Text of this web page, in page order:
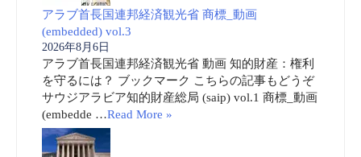
アラブ首長国連邦経済観光省 商標_動画
(embedded) vol.3
2026年8月6日
アラブ首長国連邦経済観光省 動画 知的財産：権利
を守るには？ ブックマーク こちらの記事もどうぞ
サウジアラビア知的財産総局 (saip) vol.1 商標_動画
(embedde …Read More »